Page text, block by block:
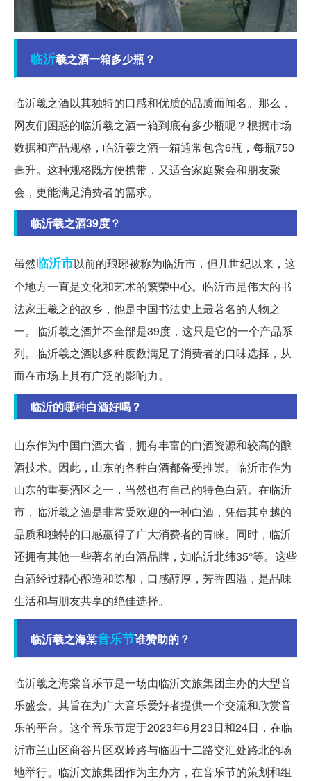
临沂羲之酒一箱多少瓶？
临沂羲之酒以其独特的口感和优质的品质而闻名。那么，
网友们困惑的临沂羲之酒一箱到底有多少瓶呢？根据市场
数据和产品规格，临沂羲之酒一箱通常包含6瓶，每瓶750
毫升。这种规格既方便携带，又适合家庭聚会和朋友聚
会，更能满足消费者的需求。
临沂羲之酒39度？
虽然临沂市以前的琅琊被称为临沂市，但几世纪以来，这
个地方一直是文化和艺术的繁荣中心。临沂市是伟大的书
法家王羲之的故乡，他是中国书法史上最著名的人物之
一。临沂羲之酒并不全部是39度，这只是它的一个产品系
列。临沂羲之酒以多种度数满足了消费者的口味选择，从
而在市场上具有广泛的影响力。
临沂的哪种白酒好喝？
山东作为中国白酒大省，拥有丰富的白酒资源和较高的酿
酒技术。因此，山东的各种白酒都备受推崇。临沂市作为
山东的重要酒区之一，当然也有自己的特色白酒。在临沂
市，临沂羲之酒是非常受欢迎的一种白酒，凭借其卓越的
品质和独特的口感赢得了广大消费者的青睐。同时，临沂
还拥有其他一些著名的白酒品牌，如临沂北纬35°等。这些
白酒经过精心酿造和陈酿，口感醇厚，芳香四溢，是品味
生活和与朋友共享的绝佳选择。
临沂羲之海棠音乐节谁赞助的？
临沂羲之海棠音乐节是一场由临沂文旅集团主办的大型音
乐盛会。其旨在为广大音乐爱好者提供一个交流和欣赏音
乐的平台。这个音乐节定于2023年6月23日和24日，在临
沂市兰山区商谷片区双岭路与临西十二路交汇处路北的场
地举行。临沂文旅集团作为主办方，在音乐节的策划和组